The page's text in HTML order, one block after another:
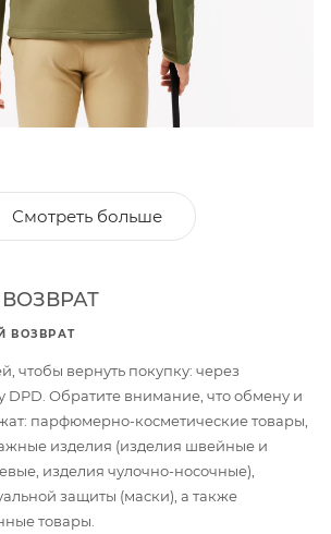
Смотреть больше
ВОЗВРАТ
чтобы вернуть покупку: через
DPD. Обратите внимание, что обмену и
парфюмерно-косметические товары,
изделия (изделия швейные и
изделия чулочно-носочные),
защиты (маски), а также
товары.